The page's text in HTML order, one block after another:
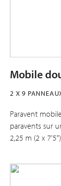
Mobile
2 X 9
Paravent
paravents sur
2,25 m (2 x